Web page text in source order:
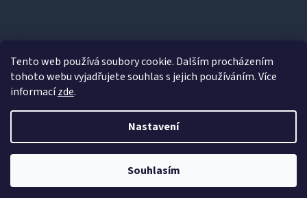
Tento web používá soubory cookie. Dalším procházením
tohoto webu vyjadřujete souhlas s jejich používáním. Více
informacízde.
Nastavení
Souhlasím
Copyright 2026
Podle zákona o evidenci tržeb je prodávající povinen vystavit
kupujícímu účtenku. Zároveň je povinen zaevidovat přijatou tržbu
výpadku pak nejpozději do 48 hodin.